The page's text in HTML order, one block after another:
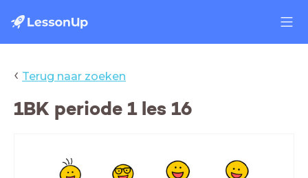
‹ Terug naar zoeken
1BK periode 1 les 16